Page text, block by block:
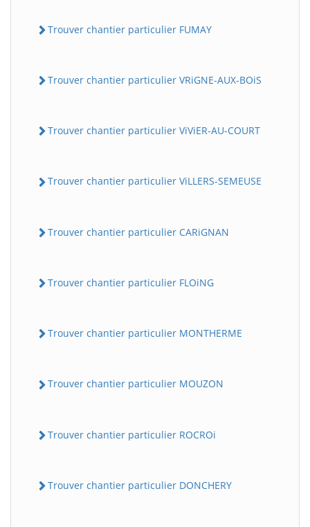
Trouver chantier particulier FUMAY
Trouver chantier particulier VRiGNE-AUX-BOiS
Trouver chantier particulier ViViER-AU-COURT
Trouver chantier particulier ViLLERS-SEMEUSE
Trouver chantier particulier CARiGNAN
Trouver chantier particulier FLOiNG
Trouver chantier particulier MONTHERME
Trouver chantier particulier MOUZON
Trouver chantier particulier ROCROi
Trouver chantier particulier DONCHERY